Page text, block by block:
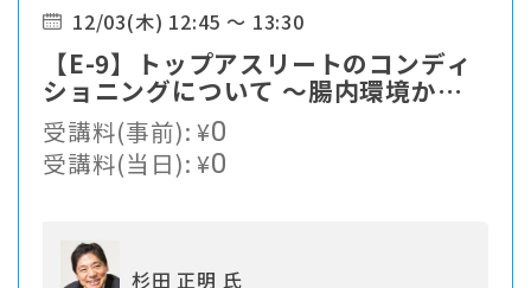
12/03(木) 12:45 ～ 13:30
【E-9】トップアスリートのコンディ
ショニングについて ～腸内環境から
みたコンディション～
受講料(事前):¥0
受講料(当日):¥0
杉田 正明 氏